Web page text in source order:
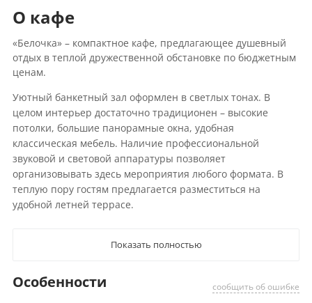
О кафе
«Белочка» – компактное кафе, предлагающее душевный
отдых в теплой дружественной обстановке по бюджетным
ценам.
Уютный банкетный зал оформлен в светлых тонах. В
целом интерьер достаточно традиционен – высокие
потолки, большие панорамные окна, удобная
классическая мебель. Наличие профессиональной
звуковой и световой аппаратуры позволяет
организовывать здесь мероприятия любого формата. В
теплую пору гостям предлагается разместиться на
удобной летней террасе.
Показать полностью
сообщить об ошибке
Особенности